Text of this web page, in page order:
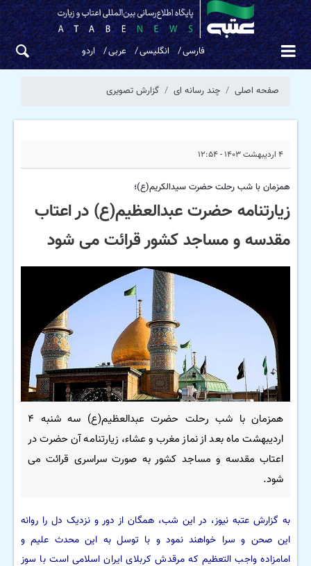
فارسی انگلیسی عربی اردو
صفحه اصلی چند رسانه ای گزارش تصویری
۴ اردیبهشت ۱۴۰۳ - ۱۲:۵۴
همزمان با شب رحلت حضرت سیدالکریم(ع)؛
زیارتنامه حضرت عبدالعظیم(ع) در اعتاب
مقدسه و مساجد کشور قرائت می شود
همزمان با شب رحلت حضرت عبدالعظیم(ع) سه شنبه ۴
اردیبهشت ماه بعد از نماز مغرب و عشاء، زیارتنامه آن حضرت در
اعتاب مقدسه و مساجد کشور به صورت سراسری قرائت می
شود.
به گزارش عتبه نیوز، در این شب، همگان از دور و نزدیک دل را روانه
این صحن و سرا خواهند نمود و با توسل به این محدث علیم و
امامزاده واجب التعظیم که مرقدش کربلای ایران اسلامی است با سوز